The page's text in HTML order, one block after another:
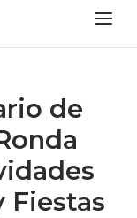
Menu
de
Fiestas